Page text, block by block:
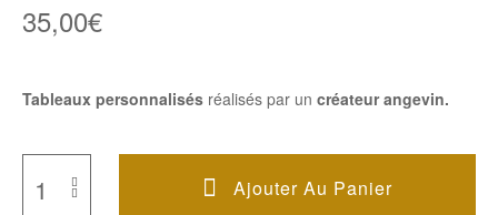
35,00€
Tableaux personnalisés réalisés par un créateur angevin.
Quantité
Ajouter Au Panier